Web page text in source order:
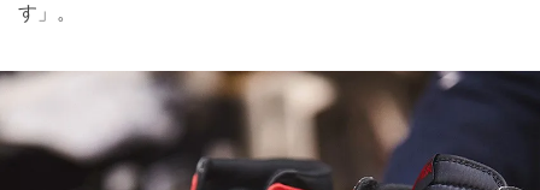
す」。